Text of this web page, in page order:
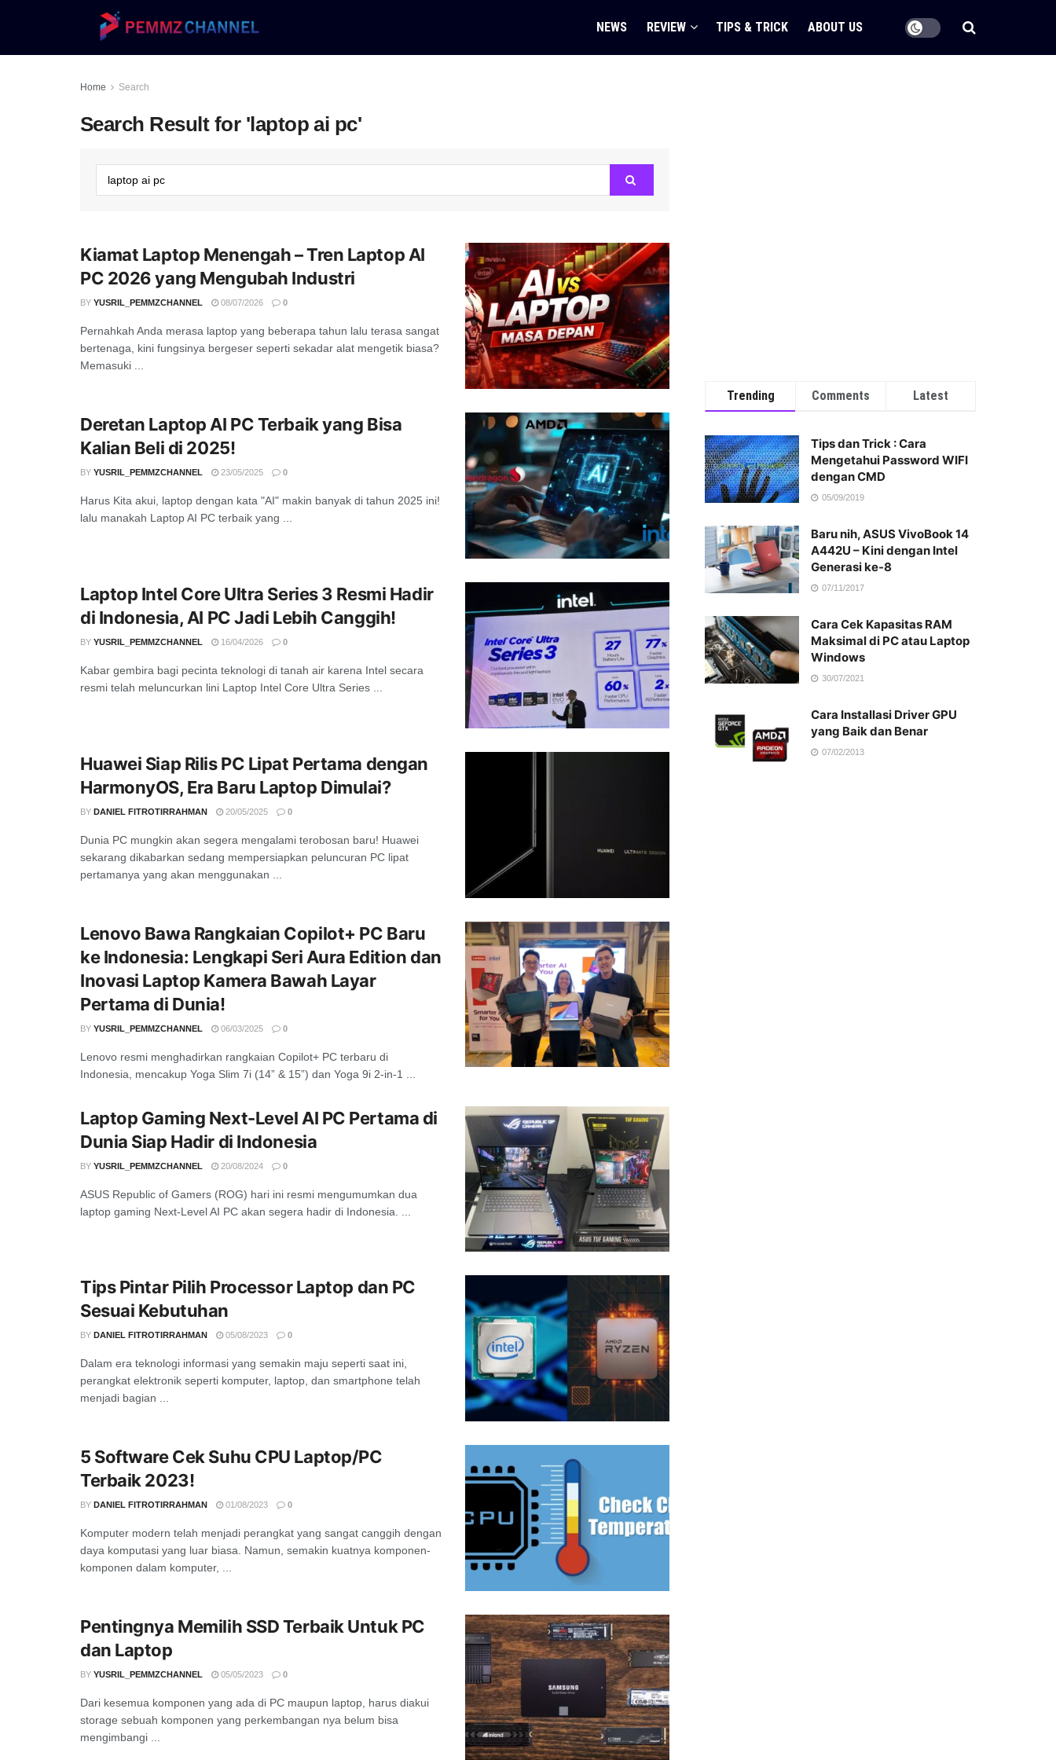
NEWS REVIEW TIPS & TRICK ABOUT US
Home Search
Search Result for 'laptop ai pc'
Kiamat Laptop Menengah – Tren Laptop AI
PC 2026 yang Mengubah Industri
BY YUSRIL_PEMMZCHANNEL 08/07/2026 0
Pernahkah Anda merasa laptop yang beberapa tahun lalu terasa sangat
bertenaga, kini fungsinya bergeser seperti sekadar alat mengetik biasa?
Memasuki ...
Deretan Laptop AI PC Terbaik yang Bisa
Kalian Beli di 2025!
BY YUSRIL_PEMMZCHANNEL 23/05/2025 0
Harus Kita akui, laptop dengan kata "AI" makin banyak di tahun 2025 ini!
lalu manakah Laptop AI PC terbaik yang ...
Laptop Intel Core Ultra Series 3 Resmi Hadir
di Indonesia, AI PC Jadi Lebih Canggih!
BY YUSRIL_PEMMZCHANNEL 16/04/2026 0
Kabar gembira bagi pecinta teknologi di tanah air karena Intel secara
resmi telah meluncurkan lini Laptop Intel Core Ultra Series ...
Huawei Siap Rilis PC Lipat Pertama dengan
HarmonyOS, Era Baru Laptop Dimulai?
BY DANIEL FITROTIRRAHMAN 20/05/2025 0
Dunia PC mungkin akan segera mengalami terobosan baru! Huawei
sekarang dikabarkan sedang mempersiapkan peluncuran PC lipat
pertamanya yang akan menggunakan ...
Lenovo Bawa Rangkaian Copilot+ PC Baru
ke Indonesia: Lengkapi Seri Aura Edition dan
Inovasi Laptop Kamera Bawah Layar
Pertama di Dunia!
BY YUSRIL_PEMMZCHANNEL 06/03/2025 0
Lenovo resmi menghadirkan rangkaian Copilot+ PC terbaru di
Indonesia, mencakup Yoga Slim 7i (14” & 15”) dan Yoga 9i 2-in-1 ...
Laptop Gaming Next-Level AI PC Pertama di
Dunia Siap Hadir di Indonesia
BY YUSRIL_PEMMZCHANNEL 20/08/2024 0
ASUS Republic of Gamers (ROG) hari ini resmi mengumumkan dua
laptop gaming Next-Level AI PC akan segera hadir di Indonesia. ...
Tips Pintar Pilih Processor Laptop dan PC
Sesuai Kebutuhan
BY DANIEL FITROTIRRAHMAN 05/08/2023 0
Dalam era teknologi informasi yang semakin maju seperti saat ini,
perangkat elektronik seperti komputer, laptop, dan smartphone telah
menjadi bagian ...
5 Software Cek Suhu CPU Laptop/PC
Terbaik 2023!
BY DANIEL FITROTIRRAHMAN 01/08/2023 0
Komputer modern telah menjadi perangkat yang sangat canggih dengan
daya komputasi yang luar biasa. Namun, semakin kuatnya komponen-
komponen dalam komputer, ...
Pentingnya Memilih SSD Terbaik Untuk PC
dan Laptop
BY YUSRIL_PEMMZCHANNEL 05/05/2023 0
Dari kesemua komponen yang ada di PC maupun laptop, harus diakui
storage sebuah komponen yang perkembangan nya belum bisa
mengimbangi ...
Trending Comments Latest
Tips dan Trick : Cara
Mengetahui Password WIFI
dengan CMD
05/09/2019
Baru nih, ASUS VivoBook 14
A442U – Kini dengan Intel
Generasi ke-8
07/11/2017
Cara Cek Kapasitas RAM
Maksimal di PC atau Laptop
Windows
30/07/2021
Cara Installasi Driver GPU
yang Baik dan Benar
07/02/2013